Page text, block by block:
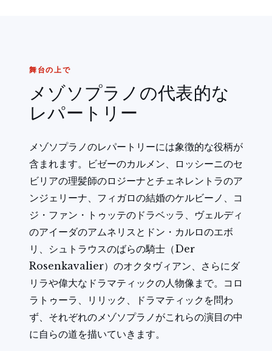
舞台の上で
メゾソプラノの代表的な
レパートリー
メゾソプラノのレパートリーには象徴的な役柄が
含まれます。ビゼーのカルメン、ロッシーニのセ
ビリアの理髪師のロジーナとチェネレントラのア
ンジェリーナ、フィガロの結婚のケルビーノ、コ
ジ・ファン・トゥッテのドラベッラ、ヴェルディ
のアイーダのアムネリスとドン・カルロのエボ
リ、シュトラウスのばらの騎士（Der
Rosenkavalier）のオクタヴィアン、さらにダ
リラや偉大なドラマティックの人物像まで。コロ
ラトゥーラ、リリック、ドラマティックを問わ
ず、それぞれのメゾソプラノがこれらの演目の中
に自らの道を描いていきます。